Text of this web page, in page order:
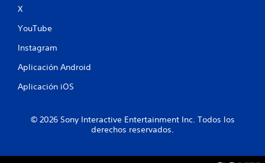
g
r
n
e
X
YouTube
Instagram
Aplicación Android
Aplicación iOS
© 2026 Sony Interactive Entertainment Inc. Todos los
derechos reservados.